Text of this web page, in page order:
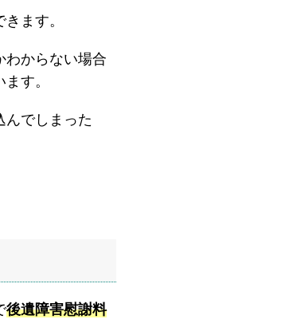
ます。
わからない場合
す。
んでしまった
後遺障害慰謝料